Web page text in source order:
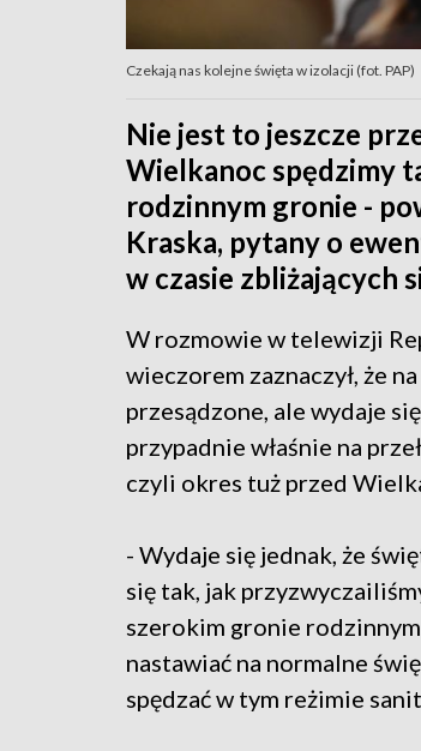
Czekają nas kolejne święta w izolacji (fot. PAP)
Nie jest to jeszcze
Wielkanoc spędzimy
rodzinnym gronie -
Kraska, pytany o
w czasie zbliżających
W rozmowie w telewizji
wieczorem zaznaczył, że
przesądzone, ale wydaje
przypadnie właśnie na
czyli okres tuż przed
- Wydaje się jednak, że
się tak, jak
szerokim gronie
nastawiać na normalne
spędzać w tym reżimie